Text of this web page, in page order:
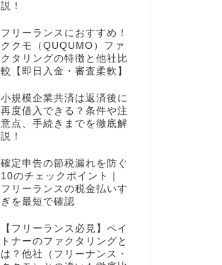
説！
フリーランスにおすすめ！
ククモ（QUQUMO）ファ
クタリングの特徴と他社比
較【即日入金・審査柔軟】
小規模企業共済は返済後に
再度借入できる？条件や注
意点、手続きまでを徹底解
説！
確定申告の節税漏れを防ぐ
10のチェックポイント｜
フリーランスの税金払いす
ぎを最短で確認
【フリーランス必見】ペイ
トナーのファクタリングと
は？他社（フリーナンス・